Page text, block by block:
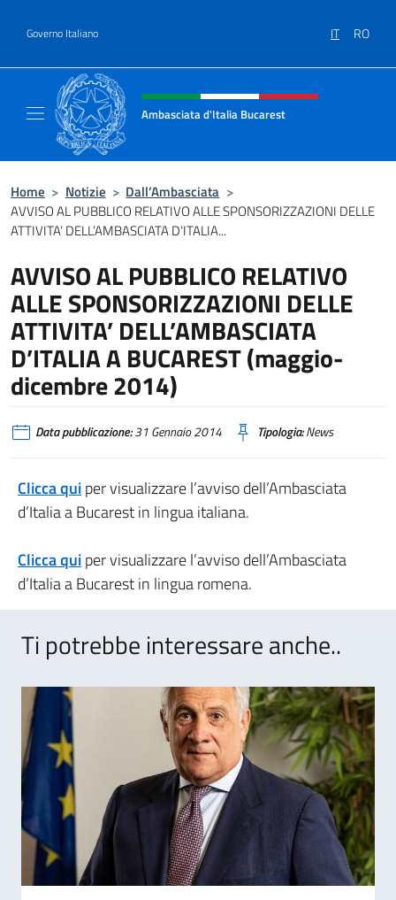
Governo Italiano IT RO
Intestazione sito, social e menù
Ambasciata d'Italia Bucarest
Home > Notizie > Dall’Ambasciata >
AVVISO AL PUBBLICO RELATIVO ALLE SPONSORIZZAZIONI DELLE
ATTIVITA’ DELL’AMBASCIATA D’ITALIA...
AVVISO AL PUBBLICO RELATIVO
ALLE SPONSORIZZAZIONI DELLE
ATTIVITA’ DELL’AMBASCIATA
D’ITALIA A BUCAREST (maggio-
dicembre 2014)
Data pubblicazione:31 Gennaio 2014 Tipologia:News
Clicca quiper visualizzare l’avviso dell’Ambasciata
d’Italia a Bucarest in lingua italiana.
Clicca quiper visualizzare l’avviso dell’Ambasciata
d’Italia a Bucarest in lingua romena.
Ti potrebbe interessare anche..